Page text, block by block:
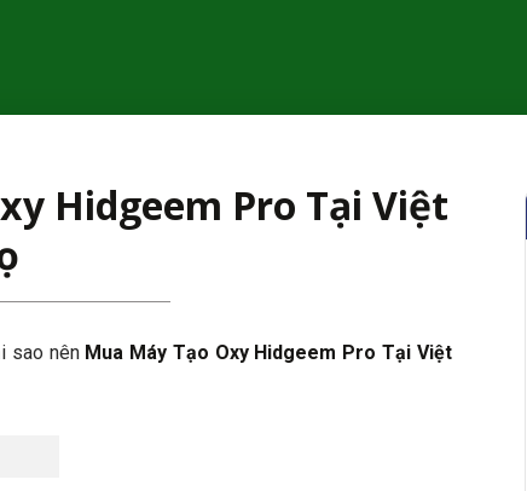
Hidgeem Pro Tại Việt
sao nên Mua Máy Tạo Oxy Hidgeem Pro Tại Việt